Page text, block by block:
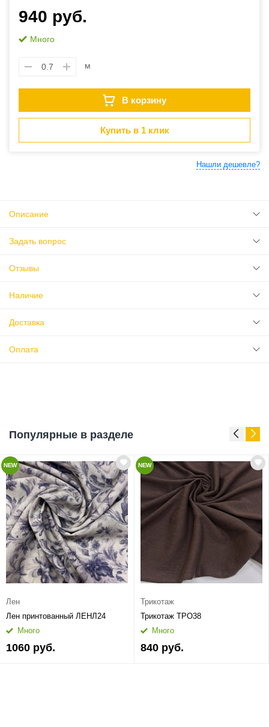
940 руб.
Много
м
В корзину
Купить в 1 клик
Нашли дешевле?
Описание
Задать вопрос
Отзывы
Наличие
Доставка
Оплата
Популярные в разделе
NEW
Лен
Лен принтованный ЛЕНЛ24
Много
1060 руб.
NEW
Трикотаж
Трикотаж ТРО38
Много
840 руб.